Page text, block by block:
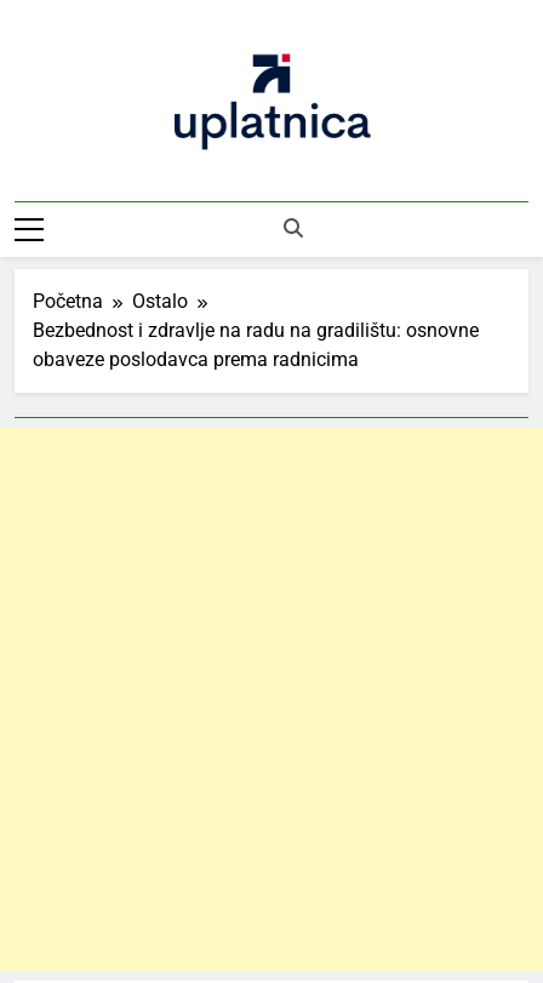
Uplatnica
Početna
Ostalo
Bezbednost i zdravlje na radu na gradilištu: osnovne
obaveze poslodavca prema radnicima